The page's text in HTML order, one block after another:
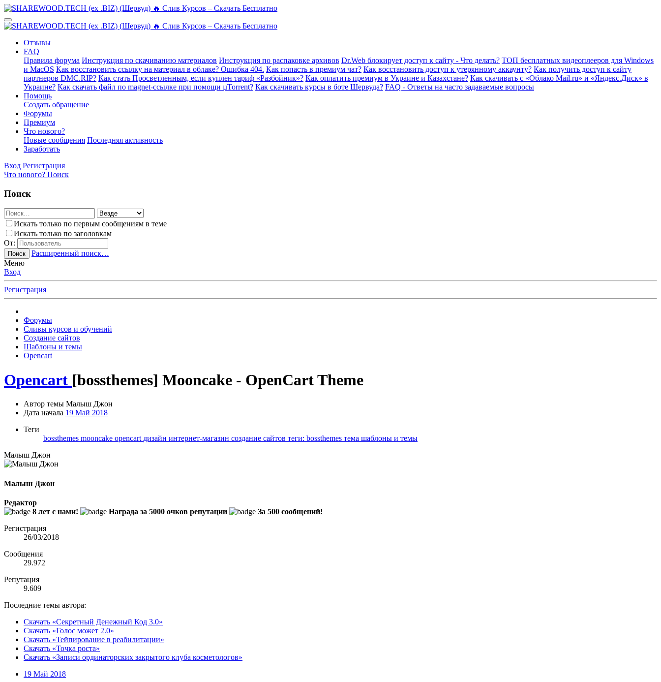
Отзывы
FAQ
Правила форума Инструкция по скачиванию материалов Инструкция по распаковке архивов Dr.Web блокирует доступ к сайту - Что делать? ТОП бесплатных видеоплееров для Windows
и MacOS Как восстановить ссылку на материал в облаке? Ошибка 404. Как попасть в премиум чат? Как восстановить доступ к утерянному аккаунту? Как получить доступ к сайту
партнеров DMC.RIP? Как стать Просветленным, если куплен тариф «Разбойник»? Как оплатить премиум в Украине и Казахстане? Как скачивать с «Облако Mail.ru» и «Яндекс.Диск» в
Украине? Как скачать файл по magnet-ссылке при помощи µTorrent? Как скачивать курсы в боте Шервуда? FAQ - Ответы на часто задаваемые вопросы
Помощь
Создать обращение
Форумы
Премиум
Что нового?
Новые сообщения Последняя активность
Заработать
Вход Регистрация
Что нового? Поиск
Поиск
Искать только по первым сообщениям в теме
Искать только по заголовкам
От:
Поиск
Расширенный поиск…
Меню
Вход
Регистрация
Форумы
Сливы курсов и обучений
Создание сайтов
Шаблоны и темы
Opencart
Opencart [bossthemes] Mooncake - OpenCart Theme
Автор темы Малыш Джон
Дата начала 19 Май 2018
Теги
bossthemes mooncake opencart дизайн интернет-магазин создание сайтов теги: bossthemes тема шаблоны и темы
Малыш Джон
Малыш Джон
Редактор
8 лет с нами!
Награда за 5000 очков репутации
За 500 сообщений!
Регистрация
26/03/2018
Сообщения
29.972
Репутация
9.609
Последние темы автора:
Скачать «Секретный Денежный Код 3.0»
Скачать «Голос может 2.0»
Скачать «Тейпирование в реабилитации»
Скачать «Точка роста»
Скачать «Записи ординаторских закрытого клуба косметологов»
19 Май 2018